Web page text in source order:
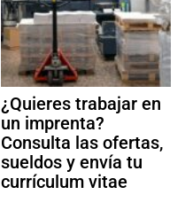
¿Quieres trabajar en
un imprenta?
Consulta las ofertas,
sueldos y envía tu
currículum vitae